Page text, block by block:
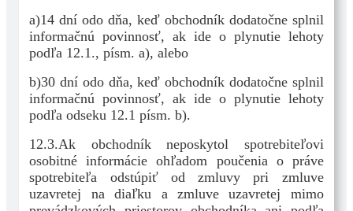
a)14 dní odo dňa, keď obchodník dodatočne splnil
informačnú povinnosť, ak ide o plynutie lehoty
podľa 12.1., písm. a), alebo
b)30 dní odo dňa, keď obchodník dodatočne splnil
informačnú povinnosť, ak ide o plynutie lehoty
podľa odseku 12.1 písm. b).
12.3.Ak obchodník neposkytol spotrebiteľovi
osobitné informácie ohľadom poučenia o práve
spotrebiteľa odstúpiť od zmluvy pri zmluve
uzavretej na diaľku a zmluve uzavretej mimo